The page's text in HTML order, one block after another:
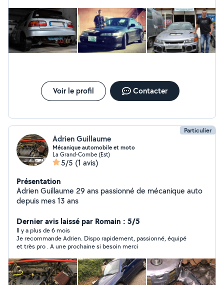
Voir le profil Contacter
Particulier
Adrien Guillaume
Mécanique automobile et moto
La Grand-Combe (Est)
5/5 (1 avis)
Présentation
Adrien Guillaume 29 ans passionné de mécanique auto
depuis mes 13 ans
Dernier avis laissé par Romain : 5/5
Il y a plus de 6 mois
Je recommande Adrien. Dispo rapidement, passionné, équipé
et très pro . A une prochaine si besoin merci